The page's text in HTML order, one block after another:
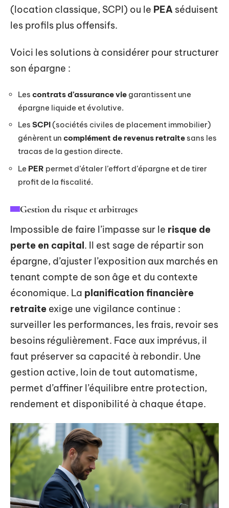
(location classique, SCPI) ou le PEA séduisent
les profils plus offensifs.
Voici les solutions à considérer pour structurer
son épargne :
Les contrats d’assurance vie garantissent une
épargne liquide et évolutive.
Les SCPI(sociétés civiles de placement immobilier)
génèrent un complément de revenus retraite sans les
tracas de la gestion directe.
Le PER permet d’étaler l’effort d’épargne et de tirer
profit de la fiscalité.
Gestion du risque et arbitrages
Impossible de faire l’impasse sur le risque de
perte en capital. Il est sage de répartir son
épargne, d’ajuster l’exposition aux marchés en
tenant compte de son âge et du contexte
économique. La planification financière
retraite exige une vigilance continue :
surveiller les performances, les frais, revoir ses
besoins régulièrement. Face aux imprévus, il
faut préserver sa capacité à rebondir. Une
gestion active, loin de tout automatisme,
permet d’affiner l’équilibre entre protection,
rendement et disponibilité à chaque étape.